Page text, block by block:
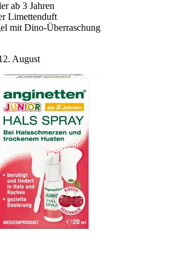
ab 3 Jahren
Limettenduft
mit Dino-Überraschung
August